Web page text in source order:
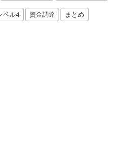
ベル4 資金調達 まとめ